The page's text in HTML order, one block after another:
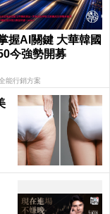
握AI關鍵 大華韓國
今強勢開募
能行銷方案